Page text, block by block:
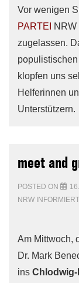
Vor wenigen
PARTEI
NRW
zugelassen.
klopfen uns
Helferinnen
Unterstützern.
meet and
POSTED ON
NRW INFORMIERT
Am Mittwoch,
Dr. Mark
ins